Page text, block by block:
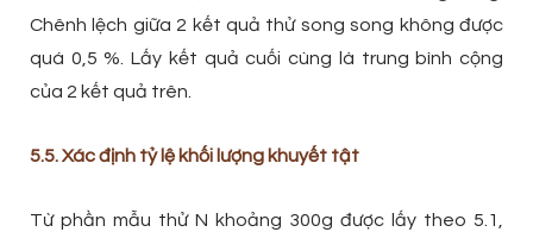
Chênh lệch giữa 2 kết quả thử song song không được
quá 0,5 %. Lấy kết quả cuối cùng là trung bình cộng
của 2 kết quả trên.
5.5. Xác định tỷ lệ khối lượng khuyết tật
Từ phần mẫu thử N khoảng 300g được lấy theo 5.1,